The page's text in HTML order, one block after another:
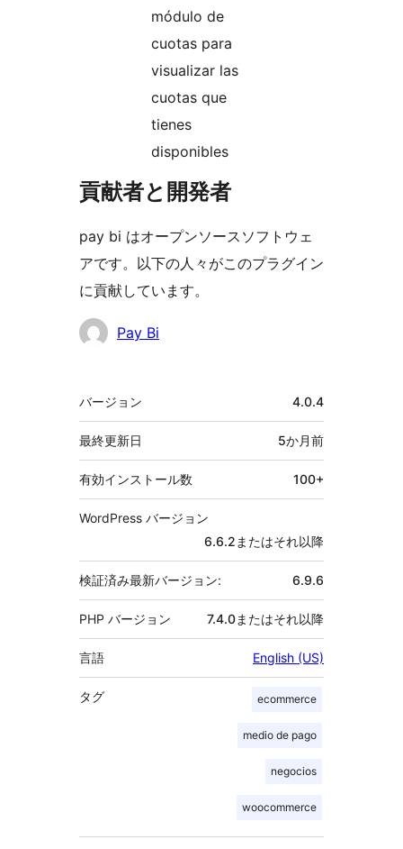
módulo de
cuotas para
visualizar las
cuotas que
tienes
disponibles
貢献者と開発者
pay bi はオープンソースソフトウェ
アです。以下の人々がこのプラグイン
に貢献しています。
貢
Pay Bi
メ
タ
バージョン 4.0.4
最終更新日 5か月前
有効インストール数 100+
WordPress バージョン
6.6.2またはそれ以降
検証済み最新バージョン: 6.9.6
PHP バージョン 7.4.0またはそれ以降
言語 English (US)
タグ ecommerce
medio de pago
negocios
woocommerce